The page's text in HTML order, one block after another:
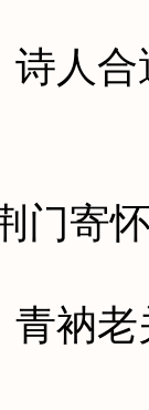
人合
寄怀
衲老